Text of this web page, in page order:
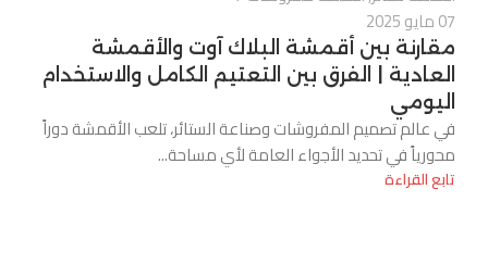
07 مايو 2025
مقارنة بين أقمشة البلاك آوت والأقمشة
العادية | الفرق بين التعتيم الكامل والاستخدام
اليومي
في عالم تصميم المفروشات وصناعة الستائر، تلعب الأقمشة دوراً
محورياً في تحديد الأجواء العامة لأي مساحة...
تابع القراءة